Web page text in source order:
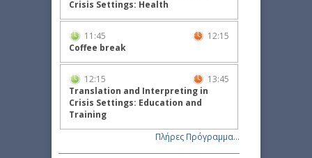
Crisis Settings: Health
11:45
12:15
Coffee break
12:15
13:45
Translation and Interpreting in
Crisis Settings: Education and
Training
Πλήρες Πρόγραμμα...